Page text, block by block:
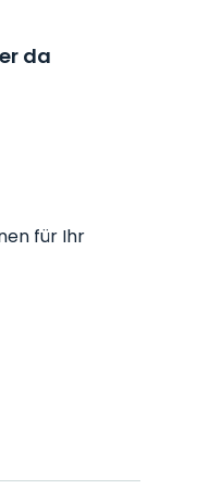
da
für Ihr